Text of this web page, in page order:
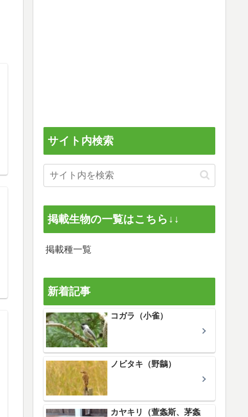
サイト内検索
掲載生物の一覧はこちら↓↓
掲載種一覧
新着記事
コガラ（小雀）
ノビタキ（野鶲）
カヤキリ（萱螽斯、茅螽